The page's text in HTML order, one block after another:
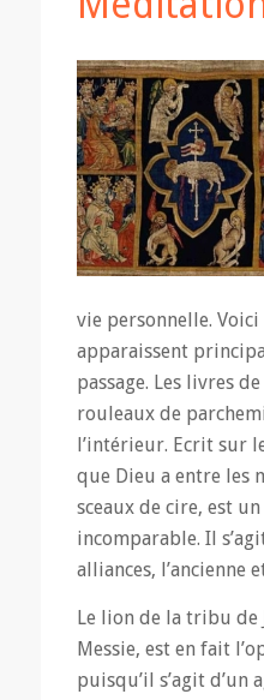
vie personnelle.
apparaissent
passage. Les livres
rouleaux de
l’intérieur. Ecrit sur
que Dieu a entre les
sceaux de cire, est
incomparable. Il
alliances, l’ancienne
Le lion de la tribu de
Messie, est en fait
puisqu’il s’agit d’un